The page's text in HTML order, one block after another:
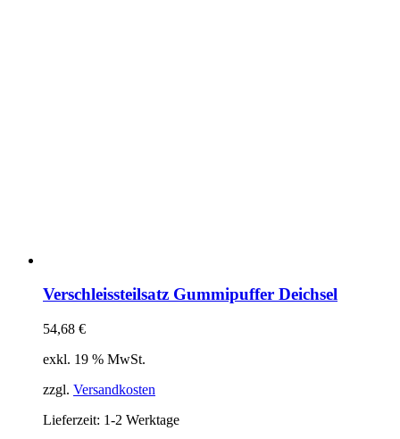
Verschleissteilsatz Gummipuffer Deichsel
54,68 €
exkl. 19 % MwSt.
zzgl. Versandkosten
Lieferzeit: 1-2 Werktage